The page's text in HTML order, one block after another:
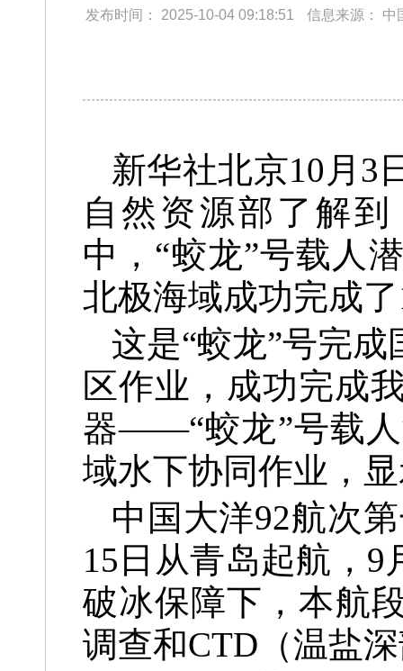
发布时间： 2025-10-04 09:18:51 信息来源： 中
新华社北京10月3
自然资源部了解
中，“蛟龙”号载人
北极海域成功完成
这是“蛟龙”号完
区作业，成功完成
器——“蛟龙”号载人
域水下协同作业，
中国大洋92航次
15日从青岛起航，9
破冰保障下，本航
调查和CTD（温盐